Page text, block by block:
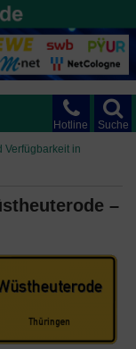
Suche
Hotline
Verfügbarkeit in
–